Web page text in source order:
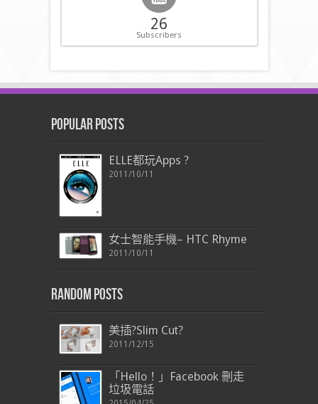
26
Subscribers
Popular Posts
ELLE都玩Apps ?
2011/10/11
女士智能手機– HTC Rhyme
2011/10/11
Random Posts
美插?Slim Cut?
2011/12/15
「Hello！」Facebook 刪走
垃圾電話